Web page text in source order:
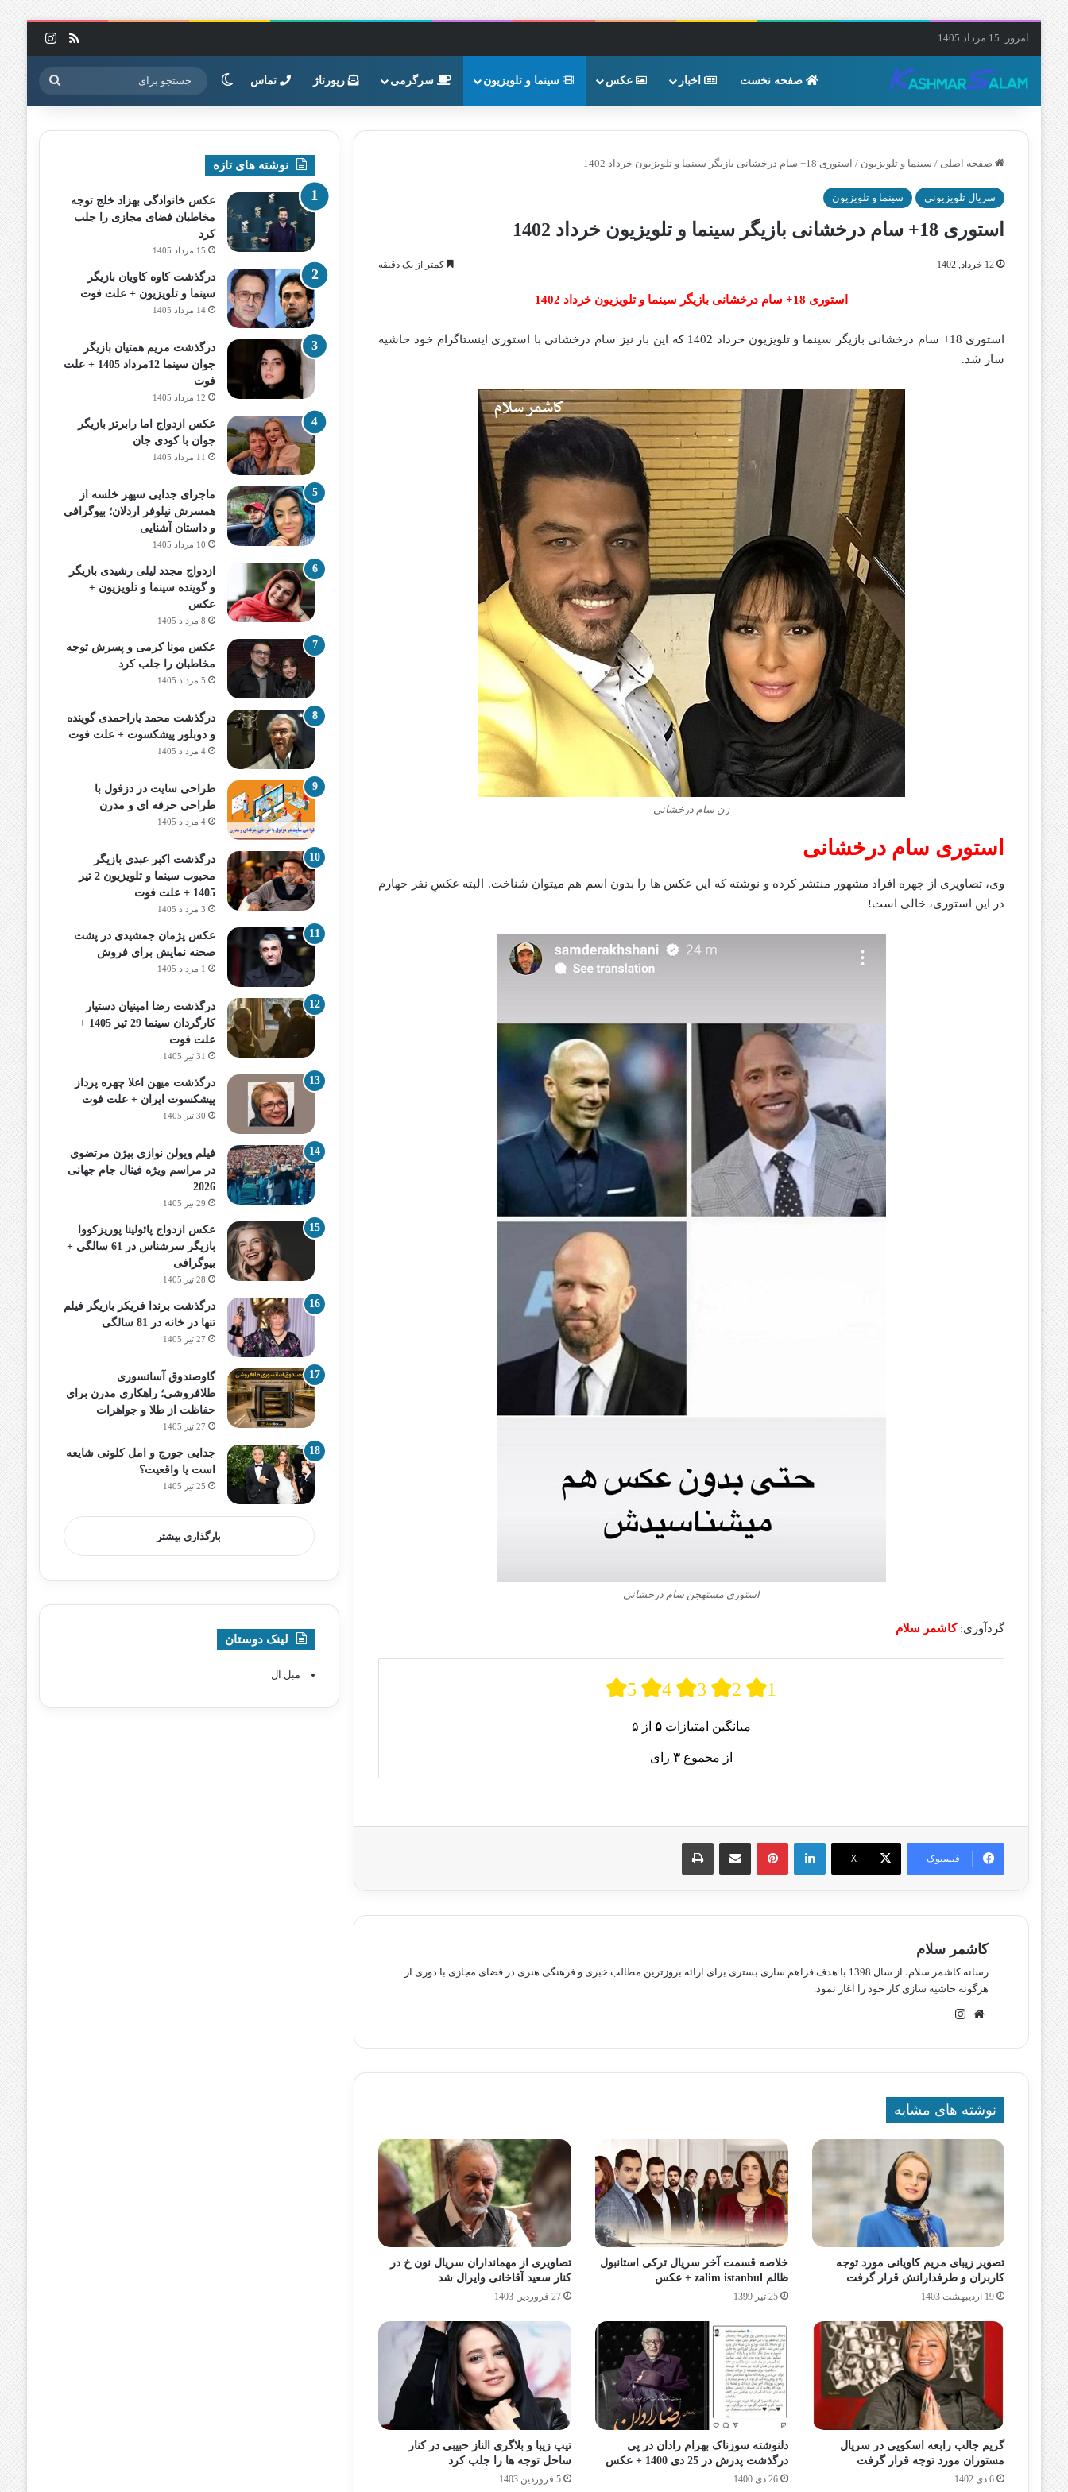
امروز: 15 مرداد 1405 خوراک
صفحه نخست اخبار عکس سینما و تلویزیون سرگرمی رپورتاژ تماس تغییر پوسته جستجو
برای
صفحه اصلی / سینما و تلویزیون / استوری 18+ سام درخشانی بازیگر سینما و تلویزیون خرداد 1402
سریال تلویزیونی سینما و تلویزیون
استوری 18+ سام درخشانی بازیگر سینما و تلویزیون خرداد 1402
12 خرداد, 1402 کمتر از یک دقیقه
استوری 18+ سام درخشانی بازیگر سینما و تلویزیون خرداد 1402
استوری 18+ سام درخشانی بازیگر سینما و تلویزیون خرداد 1402 که این بار نیز سام درخشانی با استوری اینستاگرام خود حاشیه
ساز شد.
زن سام درخشانی
استوری سام درخشانی
وی، تصاویری از چهره افراد مشهور منتشر کرده و نوشته که این عکس ها را بدون اسم هم میتوان شناخت. البته عکسِ نفر چهارم
در این استوری، خالی است!
استوری مستهجن سام درخشانی
گردآوری:کاشمر سلام
5 4 3 2 1
میانگین امتیازات ۵ از ۵
از مجموع ۳ رای
فیسبوک X
لینکدین پینترستاشتراک گذاری از طریق ایمیل چاپ
کاشمر سلام
رسانه کاشمر سلام، از سال 1398 با هدف فراهم سازی بستری برای ارائه بروزترین مطالب خبری و فرهنگی هنری در فضای مجازی با دوری از
هرگونه حاشیه سازی کار خود را آغاز نمود.
وبسایت
نوشته های مشابه
تصویر زیبای مریم کاویانی مورد توجه
کاربران و طرفدارانش قرار گرفت
19 اردیبهشت 1403
خلاصه قسمت آخر سریال ترکی استانبول
ظالم zalim istanbul + عکس
25 تیر 1399
تصاویری از مهمانداران سریال نون خ در
کنار سعید آقاخانی وایرال شد
27 فروردین 1403
گریم جالب رابعه اسکویی در سریال
مستوران مورد توجه قرار گرفت
6 دی 1402
دلنوشته سوزناک بهرام رادان در پی
درگذشت پدرش در 25 دی 1400 + عکس
26 دی 1400
تیپ زیبا و بلاگری الناز حبیبی در کنار
ساحل توجه ها را جلب کرد
5 فروردین 1403
نوشته های تازه
عکس خانوادگی بهزاد خلج توجه
مخاطبان فضای مجازی را جلب
کرد
15 مرداد 1405
درگذشت کاوه کاویان بازیگر
سینما و تلویزیون + علت فوت
14 مرداد 1405
درگذشت مریم همتیان بازیگر
جوان سینما 12مرداد 1405 + علت
فوت
12 مرداد 1405
عکس ازدواج اما رابرتز بازیگر
جوان با کودی جان
11 مرداد 1405
ماجرای جدایی سپهر خلسه از
همسرش نیلوفر اردلان؛ بیوگرافی
و داستان آشنایی
10 مرداد 1405
ازدواج مجدد لیلی رشیدی بازیگر
و گوینده سینما و تلویزیون +
عکس
8 مرداد 1405
عکس مونا کرمی و پسرش توجه
مخاطبان را جلب کرد
5 مرداد 1405
درگذشت محمد یاراحمدی گوینده
و دوبلور پیشکسوت + علت فوت
4 مرداد 1405
طراحی سایت در دزفول با
طراحی حرفه‌ ای و مدرن
4 مرداد 1405
درگذشت اکبر عبدی بازیگر
محبوب سینما و تلویزیون 2 تیر
1405 + علت فوت
3 مرداد 1405
عکس پژمان جمشیدی در پشت
صحنه نمایش برای فروش
1 مرداد 1405
درگذشت رضا امینیان دستیار
کارگردان سینما 29 تیر 1405 +
علت فوت
31 تیر 1405
درگذشت میهن اعلا چهره پرداز
پیشکسوت ایران + علت فوت
30 تیر 1405
فیلم ویولن نوازی بیژن مرتضوی
در مراسم ویژه فینال جام جهانی
2026
29 تیر 1405
عکس ازدواج پائولینا پوریزکووا
بازیگر سرشناس در 61 سالگی +
بیوگرافی
28 تیر 1405
درگذشت برندا فریکر بازیگر فیلم
تنها در خانه در 81 سالگی
27 تیر 1405
گاوصندوق آسانسوری
طلافروشی؛ راهکاری مدرن برای
حفاظت از طلا و جواهرات
27 تیر 1405
جدایی جورج و امل کلونی شایعه
است یا واقعیت؟
25 تیر 1405
بارگذاری بیشتر
لینک دوستان
مبل ال